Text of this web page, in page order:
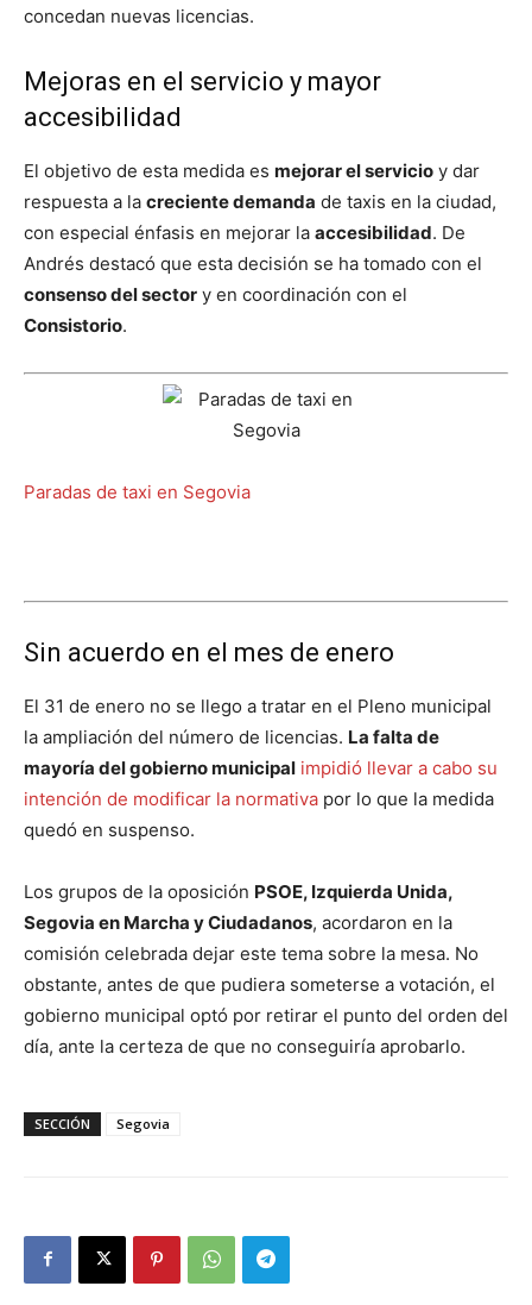
concedan nuevas licencias.
Mejoras en el servicio y mayor
accesibilidad
El objetivo de esta medida es mejorar el servicio y dar
respuesta a la creciente demanda de taxis en la ciudad,
con especial énfasis en mejorar la accesibilidad. De
Andrés destacó que esta decisión se ha tomado con el
consenso del sector y en coordinación con el
Consistorio.
Paradas de taxi en Segovia
Sin acuerdo en el mes de enero
El 31 de enero no se llego a tratar en el Pleno municipal
la ampliación del número de licencias. La falta de
mayoría del gobierno municipal impidió llevar a cabo su
intención de modificar la normativa por lo que la medida
quedó en suspenso.
Los grupos de la oposición PSOE, Izquierda Unida,
Segovia en Marcha y Ciudadanos, acordaron en la
comisión celebrada dejar este tema sobre la mesa. No
obstante, antes de que pudiera someterse a votación, el
gobierno municipal optó por retirar el punto del orden del
día, ante la certeza de que no conseguiría aprobarlo.
SECCIÓN Segovia